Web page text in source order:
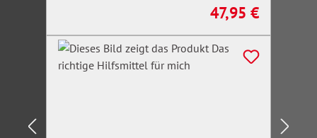
Regulärer Preis:
47,95 €